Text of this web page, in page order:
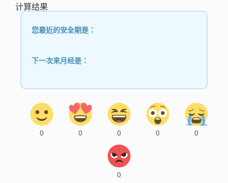
计算结果
您最近的安全期是：
下一次来月经是：
0 0 0 0 0
0